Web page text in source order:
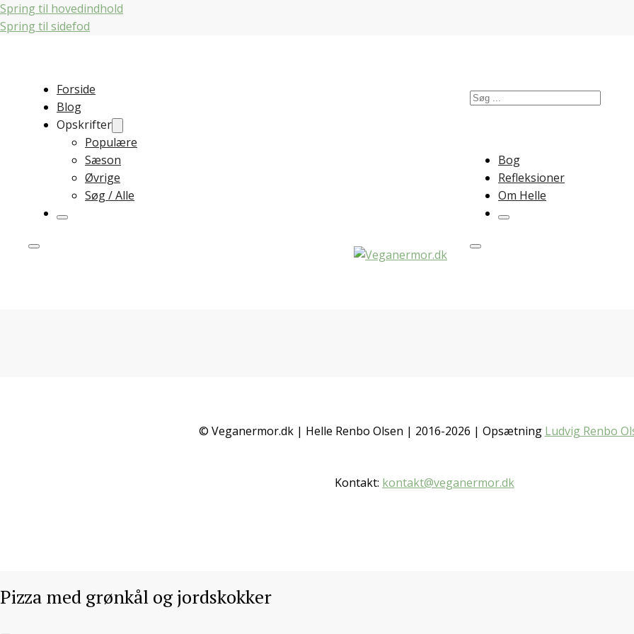
Spring til hovedindhold
Spring til sidefod
Forside
Blog
Opskrifter
Populære
Sæson
Øvrige
Søg / Alle
Søg
Bog
Refleksioner
Om Helle
© Veganermor.dk | Helle Renbo Olsen | 2016-2026 | Opsætning Ludvig Renbo
Kontakt: kontakt@veganermor.dk
Pizza med grønkål og jordskokker